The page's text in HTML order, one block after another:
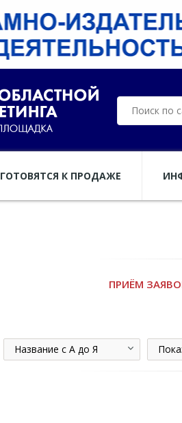
ГОТОВЯТСЯ К ПРОДАЖЕ
ПРИЁМ
Название с А до Я